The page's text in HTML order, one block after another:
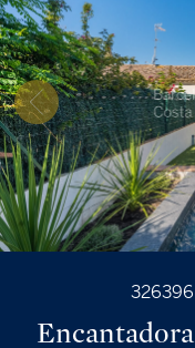
326396